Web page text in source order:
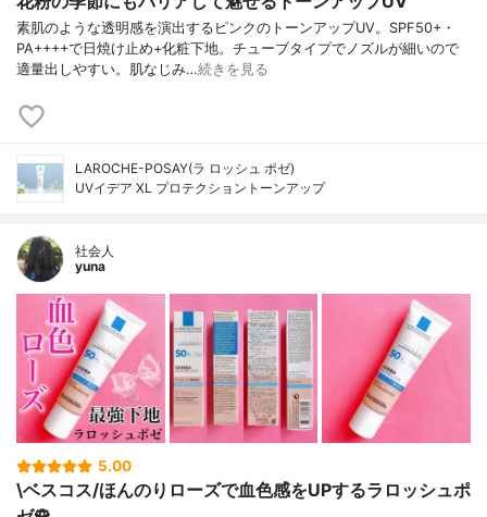
素肌のような透明感を演出するピンクのトーンアップUV。SPF50+・
PA++++で日焼け止め+化粧下地。チューブタイプでノズルが細いので
適量出しやすい。肌なじみ…続きを見る
LAROCHE-POSAY(ラ ロッシュ ポゼ)
UVイデア XL プロテクショントーンアップ
社会人
yuna
5.00
\ベスコス/ほんのりローズで血色感をUPするラロッシュポ